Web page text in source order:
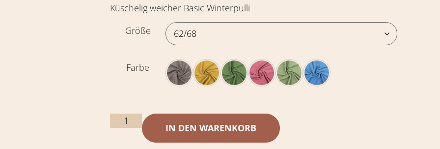
Küschelig weicher Basic Winterpulli
Größe
Farbe
IN DEN WARENKORB